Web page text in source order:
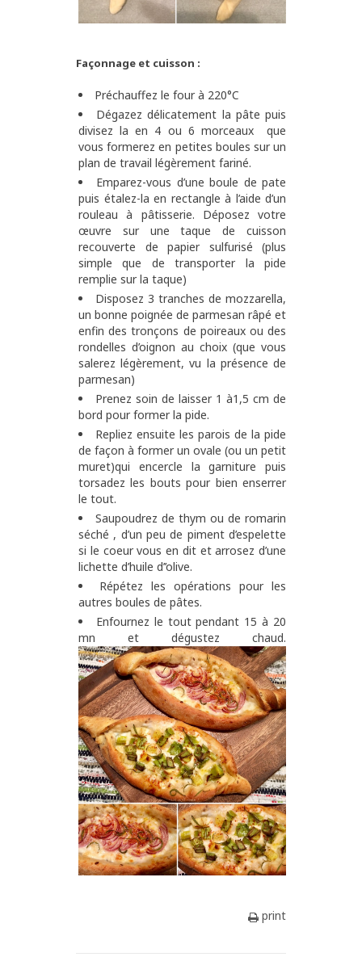
Façonnage et cuisson :
Préchauffez le four à 220°C
Dégazez délicatement la pâte puis
divisez la en 4 ou 6 morceaux que
vous formerez en petites boules sur un
plan de travail légèrement fariné.
Emparez-vous d’une boule de pate
puis étalez-la en rectangle à l’aide d’un
rouleau à pâtisserie. Déposez votre
œuvre sur une taque de cuisson
recouverte de papier sulfurisé (plus
simple que de transporter la pide
remplie sur la taque)
Disposez 3 tranches de mozzarella,
un bonne poignée de parmesan râpé et
enfin des tronçons de poireaux ou des
rondelles d’oignon au choix (que vous
salerez légèrement, vu la présence de
parmesan)
Prenez soin de laisser 1 à1,5 cm de
bord pour former la pide.
Repliez ensuite les parois de la pide
de façon à former un ovale (ou un petit
muret)qui encercle la garniture puis
torsadez les bouts pour bien enserrer
le tout.
Saupoudrez de thym ou de romarin
séché , d’un peu de piment d’espelette
si le coeur vous en dit et arrosez d’une
lichette d’huile d’’olive.
Répétez les opérations pour les
autres boules de pâtes.
Enfournez le tout pendant 15 à 20
mn et dégustez chaud.
print